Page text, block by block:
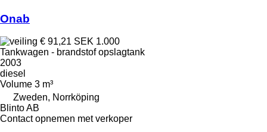
Onab
€ 91,21 SEK 1.000
Tankwagen - brandstof opslagtank
2003
diesel
Volume 3 m³
Zweden, Norrköping
Blinto AB
Contact opnemen met verkoper